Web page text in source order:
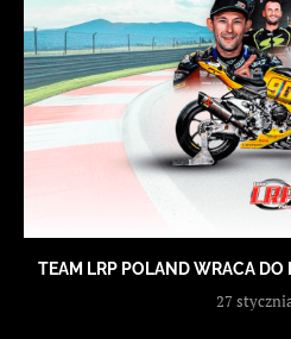
TEAM LRP POLAND WRACA
27